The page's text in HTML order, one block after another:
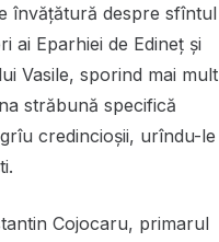
învățătură despre sfîntul
ai Eparhiei de Edineț și
Vasile, sporind mai mult
străbună specifică
credincioșii, urîndu-le
Cojocaru, primarul